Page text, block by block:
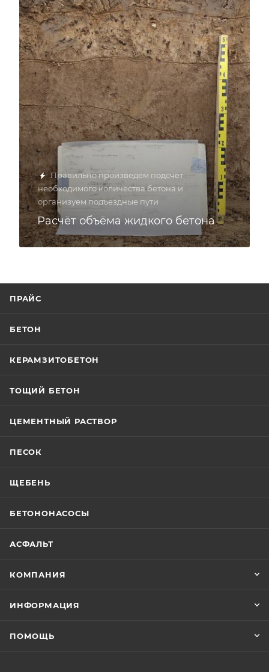
Правильно произведем подсчет
необходимого количества бетона и
организуем подъездные пути
Расчёт объёма жидкого бетона
ПРАЙС
БЕТОН
КЕРАМЗИТОБЕТОН
ТОЩИЙ БЕТОН
ЦЕМЕНТНЫЙ РАСТВОР
ПЕСОК
ЩЕБЕНЬ
БЕТОНОНАСОСЫ
АСФАЛЬТ
КОМПАНИЯ
ИНФОРМАЦИЯ
ПОМОЩЬ